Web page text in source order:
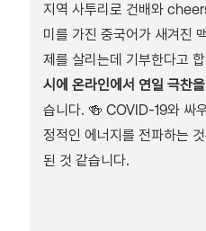
지역 사투리로 건배와
미를 가진 중국어가 새겨진
제를 살리는데 기부한다고
시에 온라인에서 연일 극찬
습니다. 🍻 COVID-19와 싸
정적인 에너지를 전파하는
된 것 같습니다.